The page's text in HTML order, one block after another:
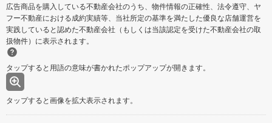
広告商品を購入している不動産会社のうち、物件情報の正確性、法令遵守、ヤ
フー不動産における成約実績等、当社所定の基準を満たした優良な店舗運営を
実践していると認めた不動産会社（もしくは当該認定を受けた不動産会社の取
扱物件）に表示されます。
タップすると用語の意味が書かれたポップアップが開きます。
タップすると画像を拡大表示されます。